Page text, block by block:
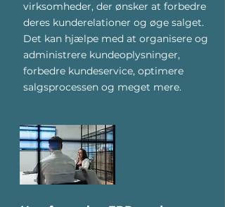
virksomheder, der ønsker at forbedre
deres kunderelationer og øge salget.
Det kan hjælpe med at organisere og
administrere kundeoplysninger,
forbedre kundeservice, optimere
salgsprocessen og meget mere.